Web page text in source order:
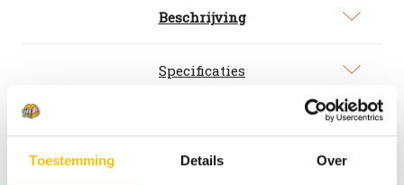
Toestemming Details Over
Beschrijving
Specificaties
Gimber N°1 Bio Original
Geschenkverpakking